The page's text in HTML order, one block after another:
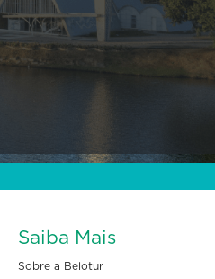
Saiba Mais
Sobre a Belotur